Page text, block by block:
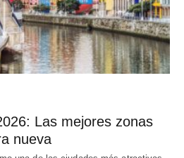
Las mejores zonas
nueva